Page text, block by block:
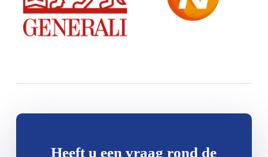
Heeft u een vraag rond de